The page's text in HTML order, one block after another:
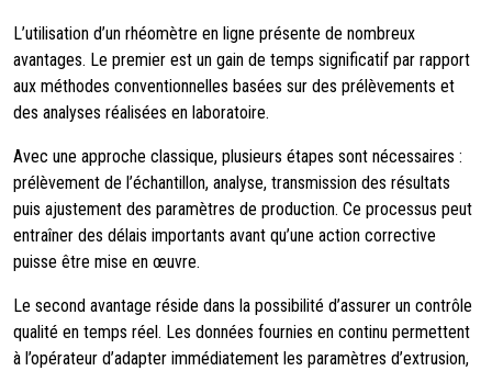
L’utilisation d’un rhéomètre en ligne présente de nombreux
avantages. Le premier est un gain de temps significatif par rapport
aux méthodes conventionnelles basées sur des prélèvements et
des analyses réalisées en laboratoire.
Avec une approche classique, plusieurs étapes sont nécessaires :
prélèvement de l’échantillon, analyse, transmission des résultats
puis ajustement des paramètres de production. Ce processus peut
entraîner des délais importants avant qu’une action corrective
puisse être mise en œuvre.
Le second avantage réside dans la possibilité d’assurer un contrôle
qualité en temps réel. Les données fournies en continu permettent
à l’opérateur d’adapter immédiatement les paramètres d’extrusion,